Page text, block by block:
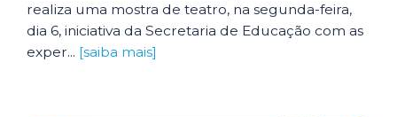
realiza uma mostra de teatro, na segunda-feira,
dia 6, iniciativa da Secretaria de Educação com as
exper... [saiba mais]